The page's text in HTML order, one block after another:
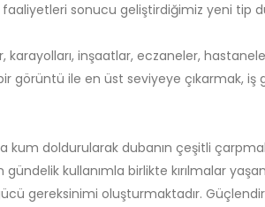
sonucu geliştirdiğimiz yeni tip
inşaatlar, eczaneler,
görüntü ile en üst seviyeye çıkarmak,
doldurularak dubanın çeşitli
kullanımla birlikte kırılmalar
gereksinimi oluşturmaktadır.